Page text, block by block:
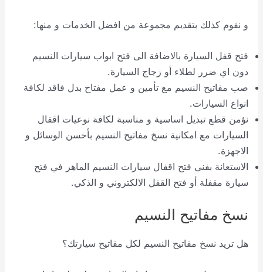
و نقوم كذلك بتقديم مجموعة من افضل الخدمات و منها:
فتح قفل السيارة بالاضافة الى فتح ابواب سيارات النسيم
دون اي ضرر لطلاء أو زجاج السيارة.
صب مفاتيح النسيم مع تأمين و عمل مفتاح بدل فاقد لكافة
انواع السيارات.
نؤمن قطع تبديل اساسية و مناسبة لكافة نوعيات اقفال
السيارات مع امكانية نسخ مفاتيح النسيم بأحسن الوسائل و
الاجهزة.
الاستعانة بفني فتح اقفال سيارات النسيم الماهر في فتح
سيارة مقفلة أو فتح القفل الالكتروني و الذكي.
نسخ مفاتيح النسيم
هل تريد نسخ مفاتيح النسيم لكل مفاتيح سيارتك؟